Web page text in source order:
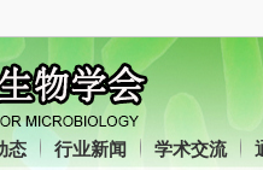
态 行业新闻 学术交流